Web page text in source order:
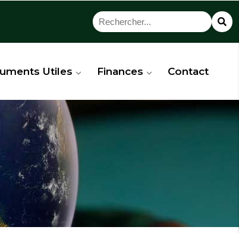
Utiles Finances Contact